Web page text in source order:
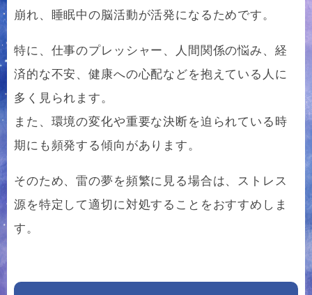
崩れ、睡眠中の脳活動が活発になるためです。
特に、仕事のプレッシャー、人間関係の悩み、経
済的な不安、健康への心配などを抱えている人に
多く見られます。
また、環境の変化や重要な決断を迫られている時
期にも頻発する傾向があります。
そのため、雷の夢を頻繁に見る場合は、ストレス
源を特定して適切に対処することをおすすめしま
す。